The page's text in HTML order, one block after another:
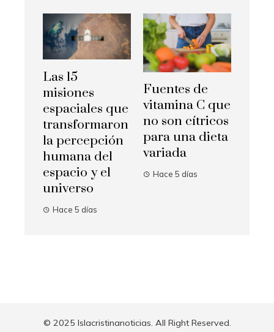
Las 15
misiones
espaciales que
transformaron
la percepción
humana del
espacio y el
universo
Hace 5 días
Fuentes de
vitamina C que
no son cítricos
para una dieta
variada
Hace 5 días
© 2025 Islacristinanoticias. All Right Reserved.